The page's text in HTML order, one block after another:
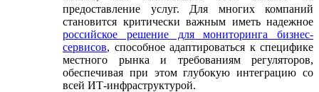
предоставление услуг. Для многих компаний
становится критически важным иметь надежное
российское решение для мониторинга бизнес-
сервисов, способное адаптироваться к специфике
местного рынка и требованиям регуляторов,
обеспечивая при этом глубокую интеграцию со
всей ИТ-инфраструктурой.